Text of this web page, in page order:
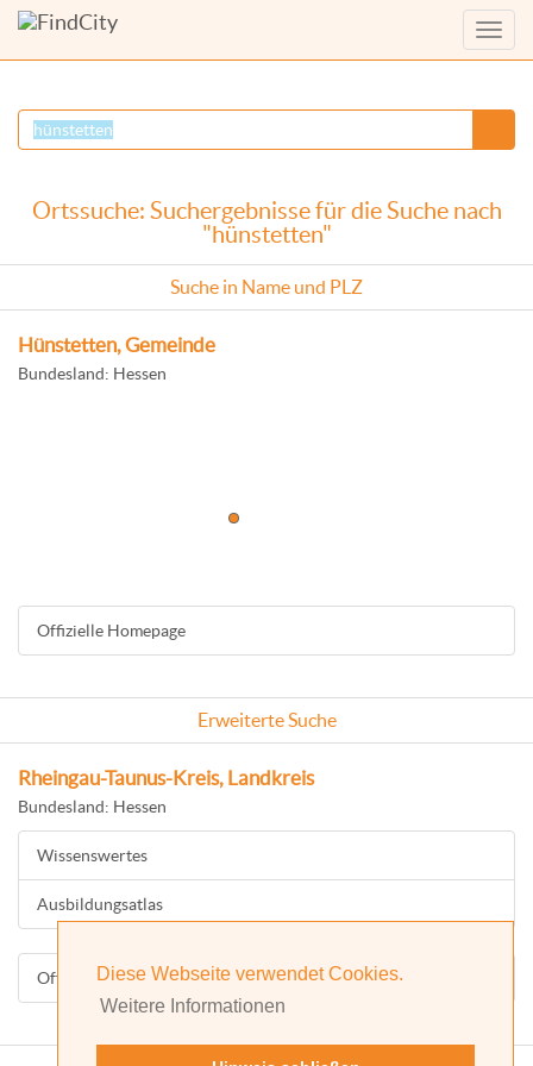
Diese Webseite verwendet Cookies.
Weitere Informationen
Menü
Ortssuche: Suchergebnisse für die Suche nach
"hünstetten"
Suche in Name und PLZ
Hünstetten, Gemeinde
Bundesland: Hessen
Offizielle Homepage
Erweiterte Suche
Rheingau-Taunus-Kreis, Landkreis
Bundesland: Hessen
Wissenswertes
Ausbildungsatlas
Offizielle Homepage